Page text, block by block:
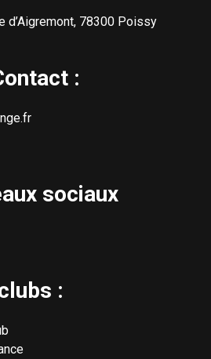
d’Aigremont, 78300 Poissy
:
sociaux
: